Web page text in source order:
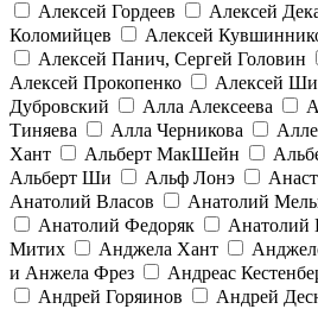
Алексей Гордеев
Алексей
Коломийцев
Алексей
Алексей Панич, Сергей Головин
Алексей Прокопенко
Алексей
Дубровский
Алла Алексеева
Тиняева
Алла Черникова
Хант
Альберт МакШейн
Альберт Ши
Альф Лонэ
Анатолий Власов
Анатолий
Анатолий Федоряк
Анатолий
Митих
Анджела Хант
и Анжела Фрез
Андреас
Андрей Горяинов
Андрей